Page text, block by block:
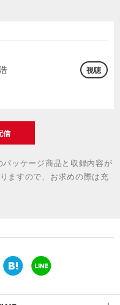
視聴
信
ッケージ商品と収録内容が
ますので、お求めの際は充